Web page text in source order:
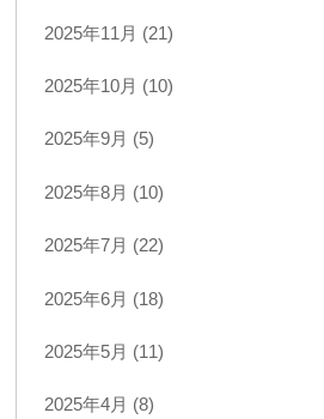
2025年11月 (21)
2025年10月 (10)
2025年9月 (5)
2025年8月 (10)
2025年7月 (22)
2025年6月 (18)
2025年5月 (11)
2025年4月 (8)